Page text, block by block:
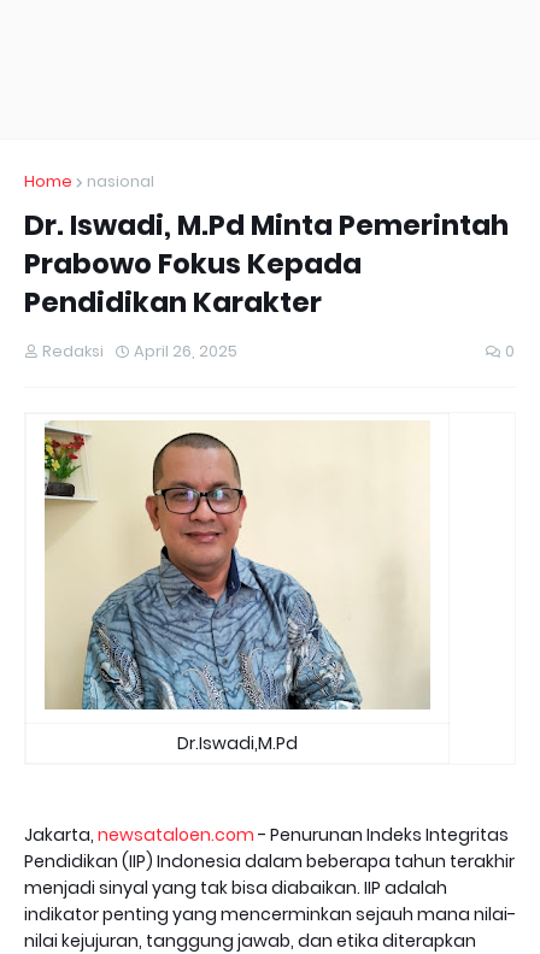
Home nasional
Dr. Iswadi, M.Pd Minta Pemerintah
Prabowo Fokus Kepada
Pendidikan Karakter
Redaksi April 26, 2025 0
Dr.Iswadi,M.Pd
Jakarta, newsataloen.com - Penurunan Indeks Integritas
Pendidikan (IIP) Indonesia dalam beberapa tahun terakhir
menjadi sinyal yang tak bisa diabaikan. IIP adalah
indikator penting yang mencerminkan sejauh mana nilai-
nilai kejujuran, tanggung jawab, dan etika diterapkan